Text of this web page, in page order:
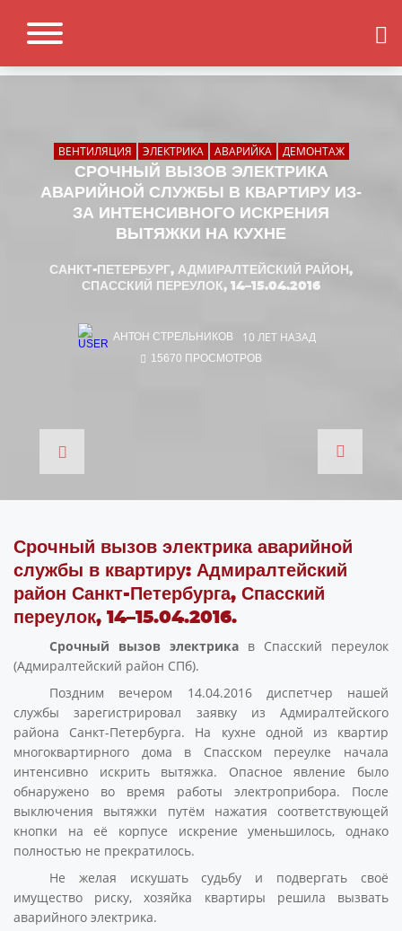
ВЕНТИЛЯЦИЯ ЭЛЕКТРИКА АВАРИЙКА ДЕМОНТАЖ
СРОЧНЫЙ ВЫЗОВ ЭЛЕКТРИКА
АВАРИЙНОЙ СЛУЖБЫ В КВАРТИРУ ИЗ-
ЗА ИНТЕНСИВНОГО ИСКРЕНИЯ
ВЫТЯЖКИ НА КУХНЕ
САНКТ-ПЕТЕРБУРГ, АДМИРАЛТЕЙСКИЙ РАЙОН,
СПАССКИЙ ПЕРЕУЛОК, 14–15.04.2016
АНТОН СТРЕЛЬНИКОВ 10 ЛЕТ НАЗАД
15670 ПРОСМОТРОВ
Срочный вызов электрика аварийной
службы в квартиру: Адмиралтейский
район Санкт-Петербурга, Спасский
переулок, 14–15.04.2016.
Срочный вызов электрика в Спасский переулок
(Адмиралтейский район СПб).
Поздним вечером 14.04.2016 диспетчер нашей
службы зарегистрировал заявку из Адмиралтейского
района Санкт-Петербурга. На кухне одной из квартир
многоквартирного дома в Спасском переулке начала
интенсивно искрить вытяжка. Опасное явление было
обнаружено во время работы электроприбора. После
выключения вытяжки путём нажатия соответствующей
кнопки на её корпусе искрение уменьшилось, однако
полностью не прекратилось.
Не желая искушать судьбу и подвергать своё
имущество риску, хозяйка квартиры решила вызвать
аварийного электрика.